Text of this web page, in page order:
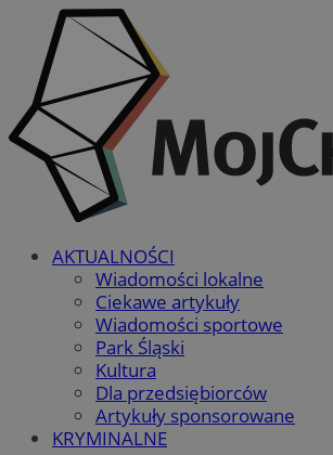
AKTUALNOŚCI
Wiadomości lokalne
Ciekawe artykuły
Wiadomości sportowe
Park Śląski
Kultura
Dla przedsiębiorców
Artykuły sponsorowane
KRYMINALNE